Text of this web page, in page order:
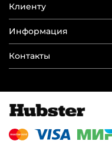
Клиенту
Информация
Контакты